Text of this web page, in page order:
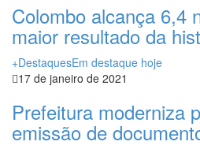
Colombo alcança 6,4
maior resultado da
+DestaquesEm destaque hoje
17 de janeiro de 2021
Prefeitura moderniza
emissão de